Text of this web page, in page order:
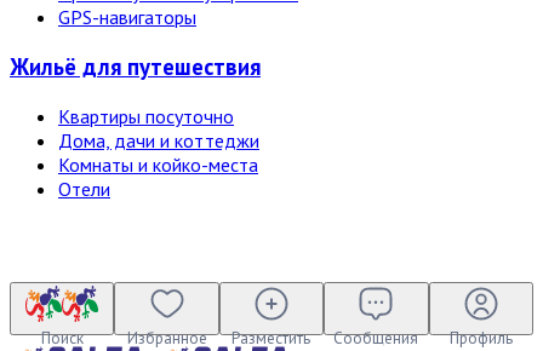
GPS-навигаторы
Жильё для путешествия
Квартиры посуточно
Дома, дачи и коттеджи
Комнаты и койко-места
Отели
Поиск Избранное Разместить Сообщения Профиль